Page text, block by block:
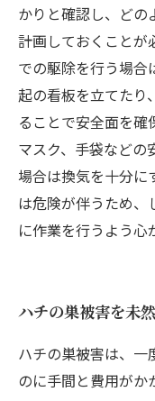
かりと確認し、どの
計画しておくことが
での駆除を行う場合
起の看板を立てたり
ることで安全面を確
マスク、手袋などの
場合は換気を十分に
は危険が伴うため、
に作業を行うよう心
ハチの巣被害を未
ハチの巣被害は、一
のに手間と費用がか